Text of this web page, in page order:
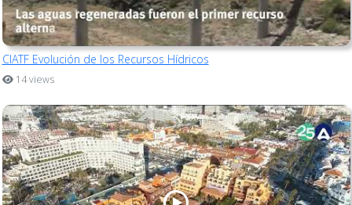
CIATF Evolución de los Recursos Hídricos
14 views